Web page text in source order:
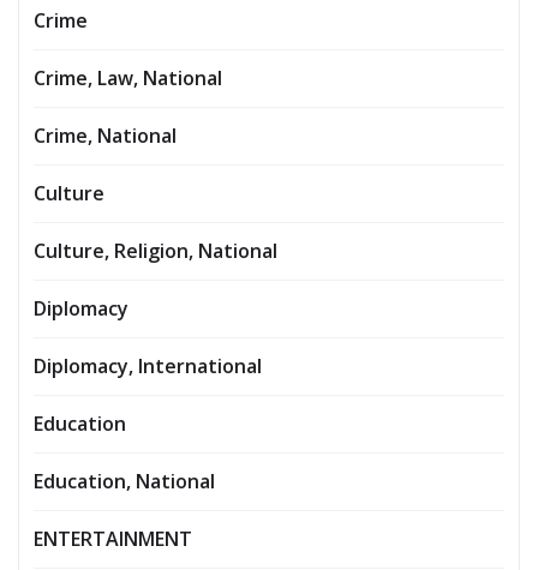
Crime
Crime, Law, National
Crime, National
Culture
Culture, Religion, National
Diplomacy
Diplomacy, International
Education
Education, National
ENTERTAINMENT